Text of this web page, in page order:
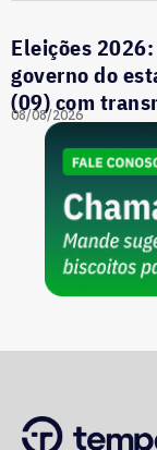
Eleições
governo do
(09) com
08/08/2026